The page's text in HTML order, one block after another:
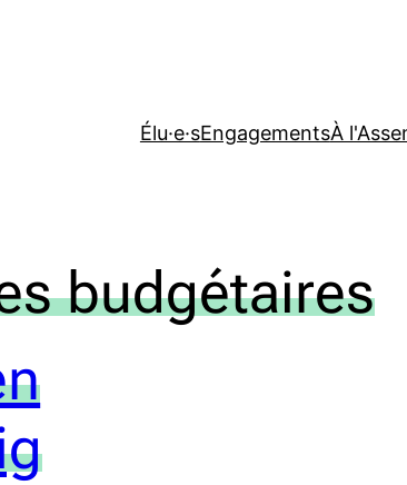
Élu·e·sEngagementsÀ
budgétaires